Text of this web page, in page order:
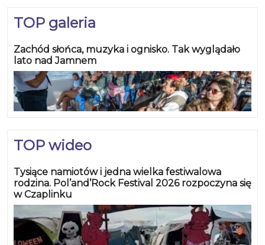
TOP galeria
Zachód słońca, muzyka i ognisko. Tak wyglądało
lato nad Jamnem
TOP wideo
Tysiące namiotów i jedna wielka festiwalowa
rodzina. Pol’and’Rock Festival 2026 rozpoczyna się
w Czaplinku